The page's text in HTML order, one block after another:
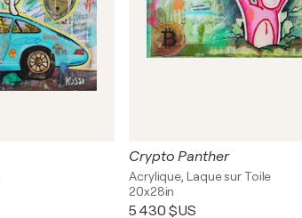
Crypto Panther
Acrylique, Laque sur Toile
20x28in
5 430 $US